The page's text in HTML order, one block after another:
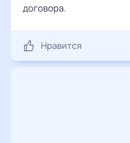
договора.
Нравится